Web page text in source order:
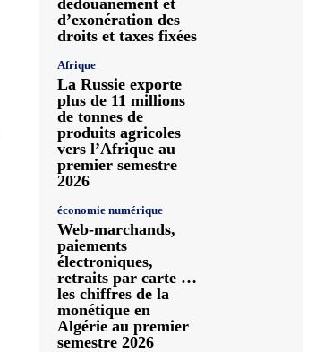
dédouanement et
d’exonération des
droits et taxes fixées
Afrique
La Russie exporte
plus de 11 millions
de tonnes de
produits agricoles
vers l’Afrique au
premier semestre
2026
économie numérique
Web-marchands,
paiements
électroniques,
retraits par carte …
les chiffres de la
monétique en
Algérie au premier
semestre 2026